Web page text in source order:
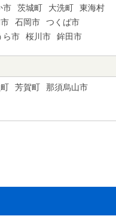
市 茨城町 大洗町
東海村
石岡市
つくば市
ら市 桜川市 鉾田市
芳賀町
那須烏山市